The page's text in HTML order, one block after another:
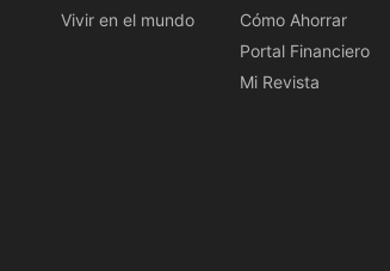
Vivir en el mundo
Cómo Ahorrar
Portal Financiero
Mi Revista